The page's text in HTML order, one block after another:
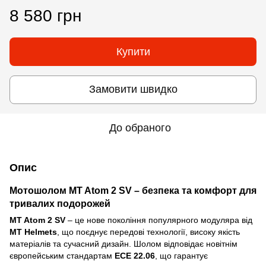
8 580 грн
Купити
Замовити швидко
До обраного
Опис
Мотошолом MT Atom 2 SV – безпека та комфорт для
тривалих подорожей
MT Atom 2 SV – це нове покоління популярного модуляра від
MT Helmets , що поєднує передові технології, високу якість
матеріалів та сучасний дизайн. Шолом відповідає новітнім
європейським стандартам ECE 22.06 , що гарантує